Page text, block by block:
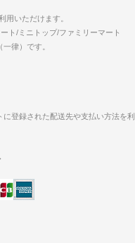
用いただけます。
ト/ミニトップ/ファミリーマート
一律）です。
に登録された配送先や支払い方法を